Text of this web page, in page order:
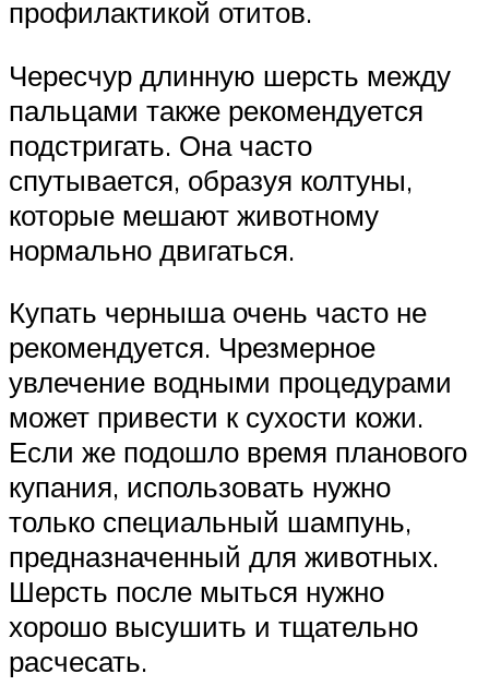
профилактикой отитов.
Чересчур длинную шерсть между
пальцами также рекомендуется
подстригать. Она часто
спутывается, образуя колтуны,
которые мешают животному
нормально двигаться.
Купать черныша очень часто не
рекомендуется. Чрезмерное
увлечение водными процедурами
может привести к сухости кожи.
Если же подошло время планового
купания, использовать нужно
только специальный шампунь,
предназначенный для животных.
Шерсть после мыться нужно
хорошо высушить и тщательно
расчесать.